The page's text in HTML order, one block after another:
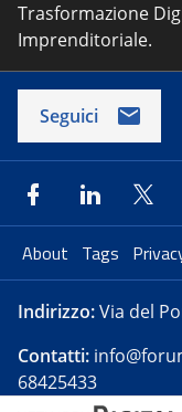
Trasformazione
Imprenditoriale.
Seguici
About Tags
Indirizzo:Via del
Contatti:
68425433